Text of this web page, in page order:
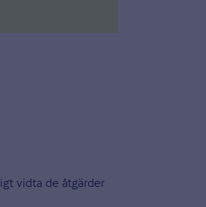
vidta de åtgärder